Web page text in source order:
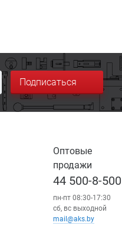
Подписаться
Оптовые
продажи
44 500-8-500
пн-пт 08:30-17:30
сб, вс выходной
mail@aks.by